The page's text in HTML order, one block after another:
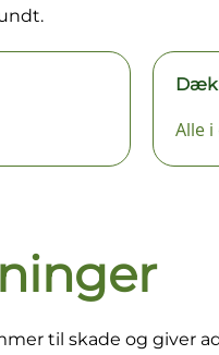
Alle
til skade og giver